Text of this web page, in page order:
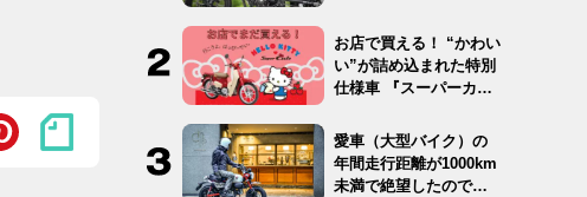
お店で買える！ “かわい
い”が詰め込まれた特別
仕様車 『スーパーカ
愛車（大型バイク）の
年間走行距離が1000km
未満で絶望したので